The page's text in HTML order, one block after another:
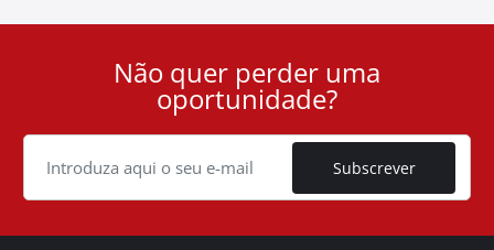
Cookie
Não quer perder uma
oportunidade?
Subscrever